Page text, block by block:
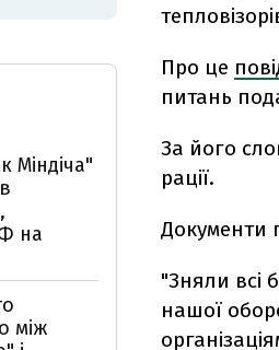
Про це
питань
За його
рації.
Документи
"Зняли всі
нашої
Міндіча"
на
між